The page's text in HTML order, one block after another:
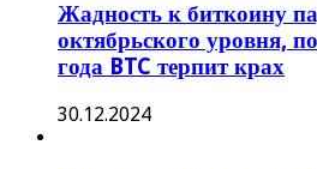
Жадность к биткоину
октябрьского уровня,
года BTC терпит крах
30.12.2024